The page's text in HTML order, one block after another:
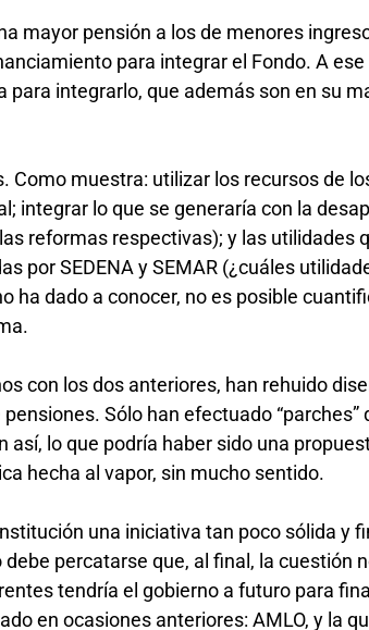
mayor pensión a los de menores
para integrar el Fondo. A
integrarlo, que además son en su
Como muestra: utilizar los recursos de
integrar lo que se generaría con la
reformas respectivas); y las utilidades
por SEDENA y SEMAR (¿cuáles
ha dado a conocer, no es posible
con los dos anteriores, han rehuido
Sólo han efectuado “parches”
así, lo que podría haber sido una
hecha al vapor, sin mucho sentido.
una iniciativa tan poco sólida y
percatarse que, al final, la cuestión
tendría el gobierno a futuro para
en ocasiones anteriores: AMLO, y la